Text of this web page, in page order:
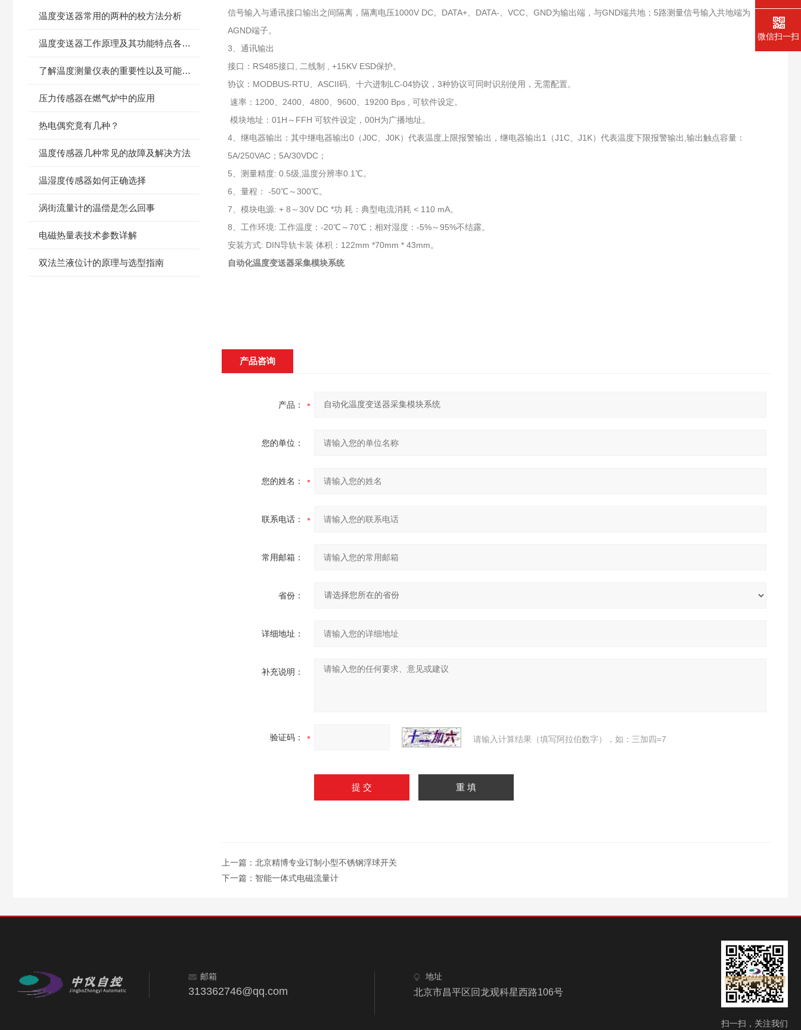
温度变送器常用的两种的校方法分析
温度变送器工作原理及其功能特点各是什么？
了解温度测量仪表的重要性以及可能发生的故障
压力传感器在燃气炉中的应用
热电偶究竟有几种？
温度传感器几种常见的故障及解决方法
温湿度传感器如何正确选择
涡街流量计的温偿是怎么回事
电磁热量表技术参数详解
双法兰液位计的原理与选型指南
信号输入与通讯接口输出之间隔离，隔离电压1000V DC。DATA+、DATA-、VCC、GND为输出端，与GND端共地；5路测量信号输入共地端为
AGND端子。
3、通讯输出
接口：RS485接口, 二线制 , +15KV ESD保护。
协议：MODBUS-RTU、ASCII码、十六进制LC-04协议，3种协议可同时识别使用，无需配置。
速率：1200、2400、4800、9600、19200 Bps , 可软件设定。
模块地址：01H～FFH 可软件设定，00H为广播地址。
4、继电器输出：其中继电器输出0（J0C、J0K）代表温度上限报警输出，继电器输出1（J1C、J1K）代表温度下限报警输出,输出触点容量：
5A/250VAC；5A/30VDC；
5、测量精度: 0.5级,温度分辨率0.1℃。
6、量程： -50℃～300℃。
7、模块电源: + 8～30V DC *功 耗：典型电流消耗 < 110 mA。
8、工作环境: 工作温度：-20℃～70℃；相对湿度：-5%～95%不结露。
安装方式: DIN导轨卡装 体积：122mm *70mm * 43mm。
自动化温度变送器采集模块系统
产品咨询
产品：
您的单位：
您的姓名：
联系电话：
常用邮箱：
省份：
详细地址：
补充说明：
验证码： 请输入计算结果（填写阿拉伯数字），如：三加四=7
上一篇：北京精博专业订制小型不锈钢浮球开关
下一篇： 智能一体式电磁流量计
邮箱
313362746@qq.com
地址
北京市昌平区回龙观科星西路106号
扫一扫，关注我们
微信扫一扫